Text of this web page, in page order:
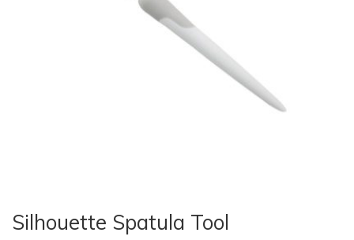
Silhouette Spatula Tool